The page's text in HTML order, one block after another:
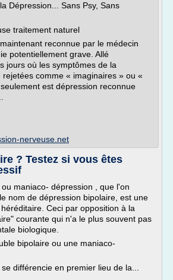
Dépression... Sans Psy, Sans
traitement naturel
reconnue par le médecin
potentiellement grave. Allé
jours où les symptômes de la
comme « imaginaires » ou «
est dépression reconnue
nerveuse.net
? Testez si vous êtes
maniaco- dépression , que l'on
nom de dépression bipolaire, est une
Ceci par opposition à la
courante qui n'a le plus souvent pas
biologique.
bipolaire ou une maniaco-
différencie en premier lieu de la...